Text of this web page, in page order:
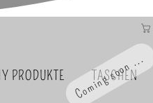
PRODUKTE TASCHEN
Coming soon ...